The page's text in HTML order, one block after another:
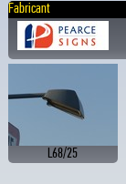
Fabricant
L68/25